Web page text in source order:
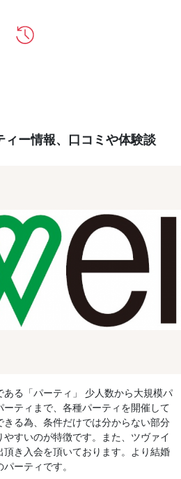
ィー情報、口コミや体験談
る「パーティ」 少人数から大規模パ
ティまで、各種パーティを開催して
る為、条件だけでは分からない部分
すいのが特徴です。また、ツヴァイ
き入会を頂いております。より結婚
ーティです。